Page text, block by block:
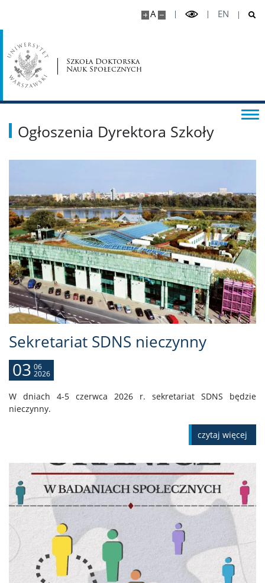
A EN
Szkoła Doktorska
Nauk Społecznych
Ogłoszenia Dyrektora Szkoły
Sekretariat SDNS nieczynny
03 06
2026
W dniach 4-5 czerwca 2026 r. sekretariat SDNS będzie
nieczynny.
czytaj więcej